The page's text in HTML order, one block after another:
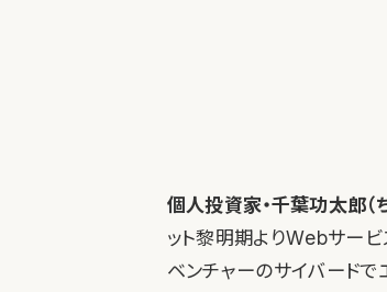
個人投資家・千葉功太郎（ち
ット黎明期よりWebサー
ベンチャーのサイバードで